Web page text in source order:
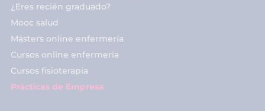
¿Eres recién graduado?
Mooc salud
Másters online enfermería
Cursos online enfermería
Cursos fisioterapia
Prácticas de Empresa